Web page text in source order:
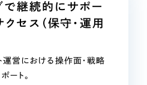
で継続的にサポー
クセス（保守・運用
運営における操作面・戦略
ート。